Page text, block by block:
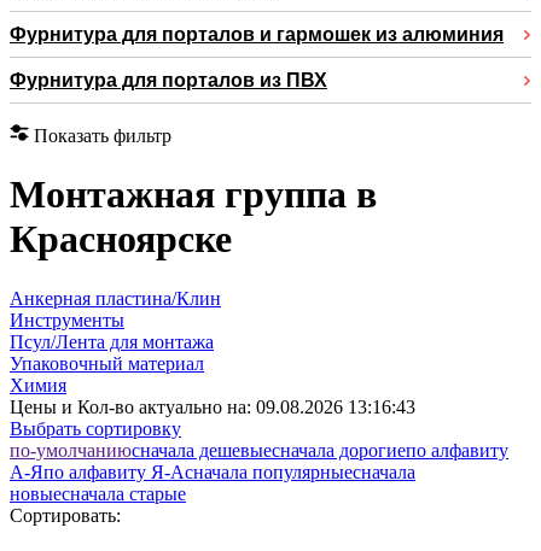
Фурнитура для порталов и гармошек из алюминия
Фурнитура для порталов из ПВХ
Показать фильтр
Монтажная группа в
Красноярске
Анкерная пластина/Клин
Инструменты
Псул/Лента для монтажа
Упаковочный материал
Химия
Цены и Кол-во актуально на: 09.08.2026 13:16:43
Выбрать сортировку
по-умолчаниюcначала дешевыеcначала дорогиепо алфавиту
А-Япо алфавиту Я-Аcначала популярныеcначала
новыеcначала старые
Сортировать: